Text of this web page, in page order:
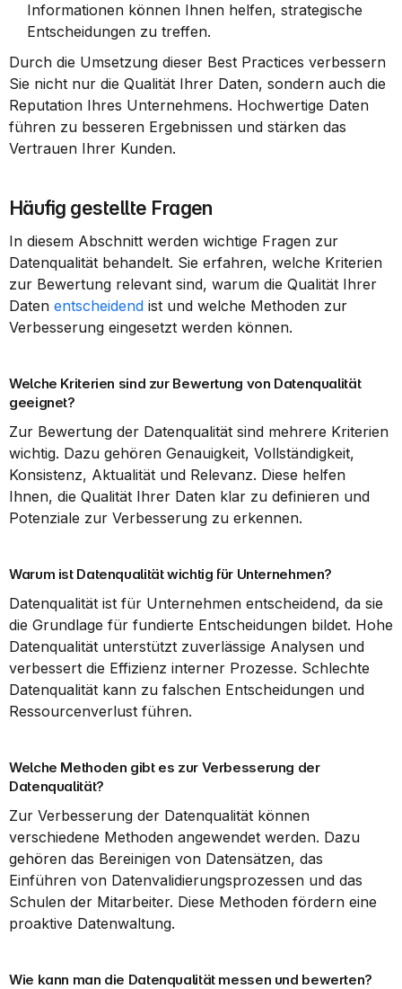
Informationen können Ihnen helfen, strategische
Entscheidungen zu treffen.
Durch die Umsetzung dieser Best Practices verbessern
Sie nicht nur die Qualität Ihrer Daten, sondern auch die
Reputation Ihres Unternehmens. Hochwertige Daten
führen zu besseren Ergebnissen und stärken das
Vertrauen Ihrer Kunden.
Häufig gestellte Fragen
In diesem Abschnitt werden wichtige Fragen zur
Datenqualität behandelt. Sie erfahren, welche Kriterien
zur Bewertung relevant sind, warum die Qualität Ihrer
Daten entscheidend ist und welche Methoden zur
Verbesserung eingesetzt werden können.
Welche Kriterien sind zur Bewertung von Datenqualität
geeignet?
Zur Bewertung der Datenqualität sind mehrere Kriterien
wichtig. Dazu gehören Genauigkeit, Vollständigkeit,
Konsistenz, Aktualität und Relevanz. Diese helfen
Ihnen, die Qualität Ihrer Daten klar zu definieren und
Potenziale zur Verbesserung zu erkennen.
Warum ist Datenqualität wichtig für Unternehmen?
Datenqualität ist für Unternehmen entscheidend, da sie
die Grundlage für fundierte Entscheidungen bildet. Hohe
Datenqualität unterstützt zuverlässige Analysen und
verbessert die Effizienz interner Prozesse. Schlechte
Datenqualität kann zu falschen Entscheidungen und
Ressourcenverlust führen.
Welche Methoden gibt es zur Verbesserung der
Datenqualität?
Zur Verbesserung der Datenqualität können
verschiedene Methoden angewendet werden. Dazu
gehören das Bereinigen von Datensätzen, das
Einführen von Datenvalidierungsprozessen und das
Schulen der Mitarbeiter. Diese Methoden fördern eine
proaktive Datenwaltung.
Wie kann man die Datenqualität messen und bewerten?